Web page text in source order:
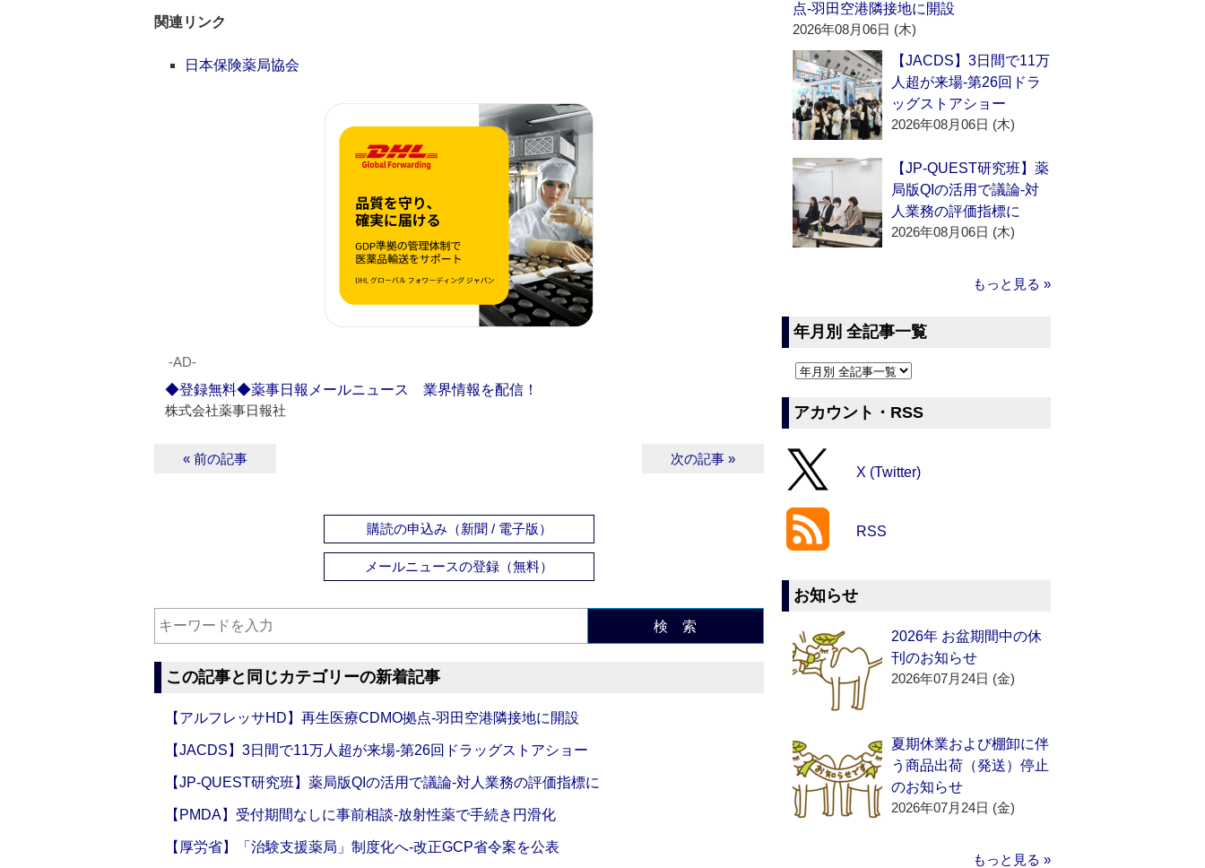
関連リンク
日本保険薬局協会
‐AD‐
◆登録無料◆薬事日報メールニュース 業界情報を配信！
株式会社薬事日報社
« 前の記事 次の記事 »
購読の申込み（新聞 / 電子版）
メールニュースの登録（無料）
検 索
この記事と同じカテゴリーの新着記事
【アルフレッサHD】再生医療CDMO拠点‐羽田空港隣接地に開設
【JACDS】3日間で11万人超が来場‐第26回ドラッグストアショー
【JP-QUEST研究班】薬局版QIの活用で議論‐対人業務の評価指標に
【PMDA】受付期間なしに事前相談‐放射性薬で手続き円滑化
【厚労省】「治験支援薬局」制度化へ‐改正GCP省令案を公表
点‐羽田空港隣接地に開設
2026年08月06日 (木)
【JACDS】3日間で11万
人超が来場‐第26回ドラ
ッグストアショー
2026年08月06日 (木)
【JP-QUEST研究班】薬
局版QIの活用で議論‐対
人業務の評価指標に
2026年08月06日 (木)
もっと見る »
年月別 全記事一覧
アカウント・RSS
X (Twitter)
RSS
お知らせ
2026年 お盆期間中の休
刊のお知らせ
2026年07月24日 (金)
夏期休業および棚卸に伴
う商品出荷（発送）停止
のお知らせ
2026年07月24日 (金)
もっと見る »